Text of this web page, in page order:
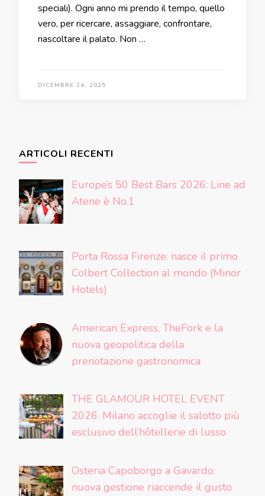
speciali). Ogni anno mi prendo il tempo, quello
vero, per ricercare, assaggiare, confrontare,
riascoltare il palato. Non …
DICEMBRE 24, 2025
ARTICOLI RECENTI
Europe’s 50 Best Bars 2026: Line ad
Atene è No.1
Porta Rossa Firenze: nasce il primo
Colbert Collection al mondo (Minor
Hotels)
American Express, TheFork e la
nuova geopolitica della
prenotazione gastronomica
THE GLAMOUR HOTEL EVENT
2026: Milano accoglie il salotto più
esclusivo dell’hôtellerie di lusso
Osteria Capoborgo a Gavardo:
nuova gestione riaccende il gusto